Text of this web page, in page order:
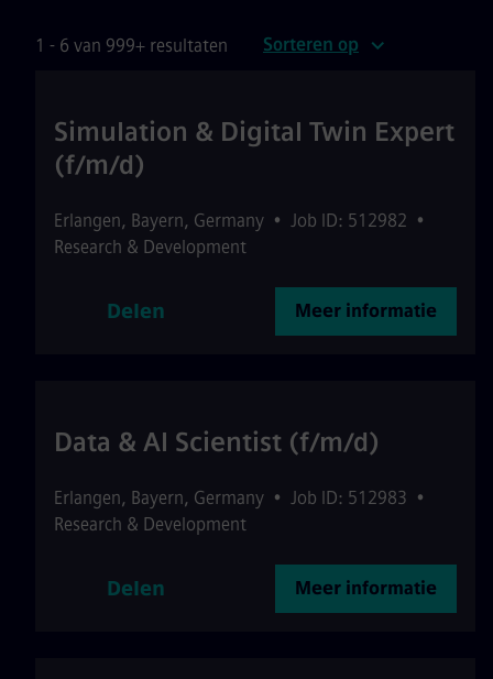
1 - 6 van 999+ resultaten Sorteren op
Simulation & Digital Twin Expert
(f/m/d)
Erlangen, Bayern, Germany • Job ID: 512982 •
Research & Development
Delen Meer informatie
Data & AI Scientist (f/m/d)
Erlangen, Bayern, Germany • Job ID: 512983 •
Research & Development
Delen Meer informatie